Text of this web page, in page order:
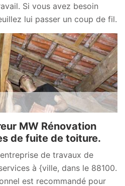
Si vous avez besoin
lui passer un coup de fil.
MW Rénovation
de fuite de toiture.
de travaux de
à {ville, dans le 88100.
est recommandé pour